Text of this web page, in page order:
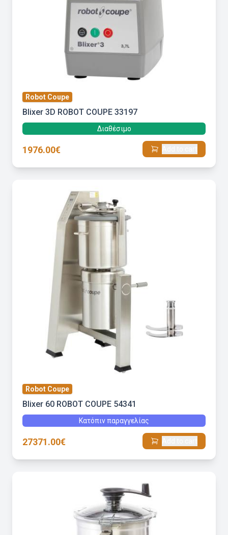
Robot Coupe
Blixer 3D ROBOT COUPE 33197
Διαθέσιμο
1976.00€
Robot Coupe
Blixer 60 ROBOT COUPE 54341
Κατόπιν παραγγελίας
27371.00€